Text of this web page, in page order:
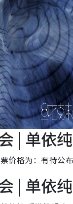
| 单依
价格为：有待公布
| 单依